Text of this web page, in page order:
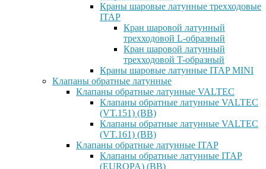
Краны шаровые латунные трехходовые
ITAP
Кран шаровой латунный
трехходовой L-образный
Кран шаровой латунный
трехходовой T-образный
Краны шаровые латунные ITAP MINI
Клапаны обратные латунные
Клапаны обратные латунные VALTEC
Клапаны обратные латунные VALTEC
(VT.151) (ВВ)
Клапаны обратные латунные VALTEC
(VT.161) (ВВ)
Клапаны обратные латунные ITAP
Клапаны обратные латунные ITAP
(EUROPA) (ВВ)